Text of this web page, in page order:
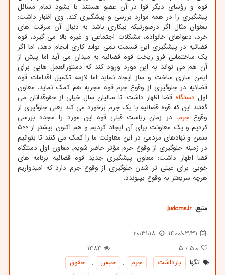
قوه و رؤسای دیگر قوا در آن عضو هستند تا بشود تمام مسائل
پیشگیری را در همه موارد بررسی و پیشگیری کند. وی اظهار داشت:
بعنوان مثال اگر درصورتیکه بیکاری باشد به دنبال آن سرقت های
خرد، دعواهای خانواده، مشکلات اجتماعی و غیره بالا می گیرد، قوه
قضائیه در پیشگیری این قسمت نمی تواند کاری انجام دهد، اما اگر
یک ساختمانی فرو ریخت قوه قضائیه به میدان می آید اما پیش از
آن هم می تواند به این مورد ورود کند که دستورالعمل هایی برای
ایمن سازی ساخت و ساز ایجاد نماید اما لازمه تکمیل اقدامات قوه
قضائیه در جلوگیری از وقوع جرم قوه مجریه هم کمک نماید. معاون
اول دستگاه قضا اظهار داشت: تا سالیان سال خیلی از حقوقدانان می
گفتند این که قوه قضائیه با یک جرم برخورد می کند یعنی جلوگیری از
وقوعجرم، در زمان ریاست قبلی قوه این مورد را مجدد بررسی
کردیم و یک معاونت برای آن ایجاد کردیم و هم اکنون بیشتر از ۵۰۰
سمن و نهادهای مردمی در این معاونت ما را کمک می کنند تا بتوانیم
در زمینه جلوگیری از وقوع جرم مؤثر حاضر شویم. معاون اول دستگاه
قضا اظهار داشت: معاون پیشگیری جدید قوه قضائیه برنامه های
خوبی برای عینی تر شدن جلوگیری از وقوع جرم دارد که امیدواریم
هرچه سریعتر به وقوع بپیوندد.
منبع: judcms.ir
1400/03/31
20:31:18
5.0 / ۵
1484
تگها:
بازداشت , جرم , حبس ,
حقوق